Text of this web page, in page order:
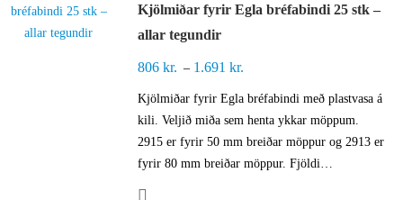
Kjölmiðar fyrir Egla bréfabindi 25 stk –
allar tegundir
806kr. – 1.691kr.
through
Kjölmiðar fyrir Egla bréfabindi með plastvasa á
kili. Veljið miða sem henta ykkar möppum.
2915 er fyrir 50 mm breiðar möppur og 2913 er
fyrir 80 mm breiðar möppur. Fjöldi…